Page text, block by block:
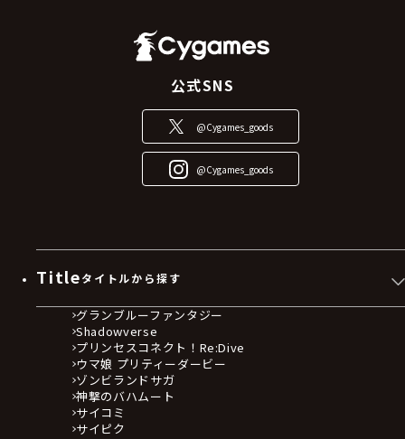
公式SNS
@Cygames_goods
@Cygames_goods
Titleタイトルから探す
グランブルーファンタジー
Shadowverse
プリンセスコネクト！Re:Dive
ウマ娘 プリティーダービー
ゾンビランドサガ
神撃のバハムート
サイコミ
サイピク